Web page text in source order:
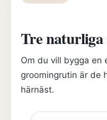
Tre naturliga
Om du vill bygga en
groomingrutin är de
härnäst.